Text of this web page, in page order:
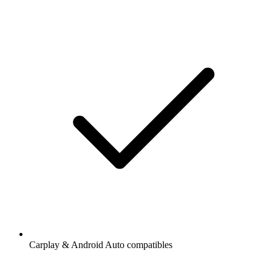
Carplay & Android Auto compatibles